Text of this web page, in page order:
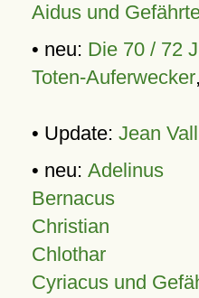
Aidus und
• neu: Die 70 / 72
Toten-Auferwecker,
• Update: Jean
• neu: Adelinus
Bernacus
Christian
Chlothar
Cyriacus und